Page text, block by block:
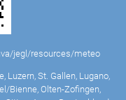
jegl/resources/meteo
Luzern, St. Gallen, Lugano,
Bienne, Olten-Zofingen,